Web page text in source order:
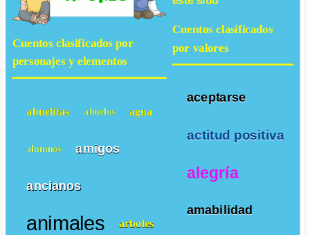
Cuentos clasificados
por valores
aceptarse
actitud positiva
alegría
amabilidad
Cuentos clasificados por
personajes y elementos
abuelitas abuelos agua
alumnos amigos
ancianos
animales arboles